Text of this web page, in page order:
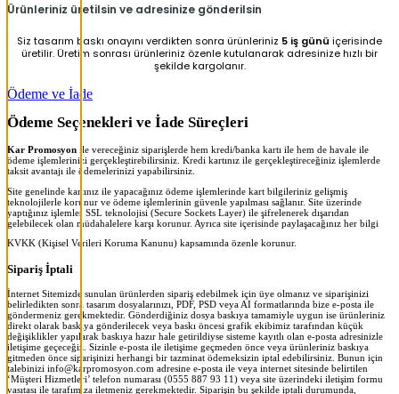
Ürünleriniz üretilsin ve adresinize gönderilsin
Siz tasarım baskı onayını verdikten sonra ürünleriniz 5 iş günü içerisinde
üretilir. Üretim sonrası ürünleriniz özenle kutulanarak adresinize hızlı bir
şekilde kargolanır.
Ödeme ve İade
Ödeme Seçenekleri ve İade Süreçleri
Kar Promosyon ile vereceğiniz siparişlerde hem kredi/banka kartı ile hem de havale ile
ödeme işlemlerinizi gerçekleştirebilirsiniz. Kredi kartınız ile gerçekleştireceğiniz işlemlerde
taksit avantajı ile ödemelerinizi yapabilirsiniz.
Site genelinde kartınız ile yapacağınız ödeme işlemlerinde kart bilgileriniz gelişmiş
teknolojilerle korunur ve ödeme işlemlerinin güvenle yapılması sağlanır. Site üzerinde
yaptığınız işlemler SSL teknolojisi (Secure Sockets Layer) ile şifrelenerek dışarıdan
gelebilecek olan müdahalelere karşı korunur. Ayrıca site içerisinde paylaşacağınız her bilgi
KVKK (Kişisel Verileri Koruma Kanunu) kapsamında özenle korunur.
Sipariş İptali
İnternet Sitemizde sunulan ürünlerden sipariş edebilmek için üye olmanız ve siparişinizi
belirledikten sonra tasarım dosyalarınızı, PDF, PSD veya AI formatlarında bize e-posta ile
göndermeniz gerekmektedir. Gönderdiğiniz dosya baskıya tamamiyle uygun ise ürünleriniz
direkt olarak baskıya gönderilecek veya baskı öncesi grafik ekibimiz tarafından küçük
değişiklikler yapılarak baskıya hazır hale getirildiyse sisteme kayıtlı olan e-posta adresinizle
iletişime geçeceğiz. Sizinle e-posta ile iletişime geçmeden önce veya ürünleriniz baskıya
gitmeden önce siparişinizi herhangi bir tazminat ödemeksizin iptal edebilirsiniz. Bunun için
talebinizi info@karpromosyon.com adresine e-posta ile veya internet sitesinde belirtilen
‘Müşteri Hizmetleri’ telefon numarası (0555 887 93 11) veya site üzerindeki iletişim formu
vasıtası ile tarafımıza iletmeniz gerekmektedir. Siparişin bu şekilde iptali durumunda,